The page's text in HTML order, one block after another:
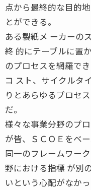
点から最終的な目的
とができる。
ある製紙メ ーカーの
終 的にテーブルに置
のプロセスを網羅で
コ スト、サイクルタ
りとあらゆるプロセ
だ。
様々な事業分野のプ
が皆、ＳＣＯＥをベ
同一のフレームワー
野における指標 が別
いという心配がなかっ